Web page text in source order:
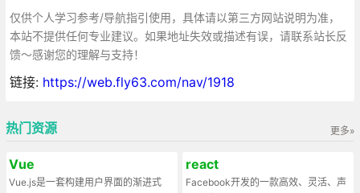
仅供个人学习参考/导航指引使用，具体请以第三方网站说明为准，
本站不提供任何专业建议。如果地址失效或描述有误，请联系站长反
馈～感谢您的理解与支持！
链接: https://web.fly63.com/nav/1918
更多»
热门资源
Vue
Vue.js是一套构建用户界面的渐进式
react
Facebook开发的一款高效、灵活、声